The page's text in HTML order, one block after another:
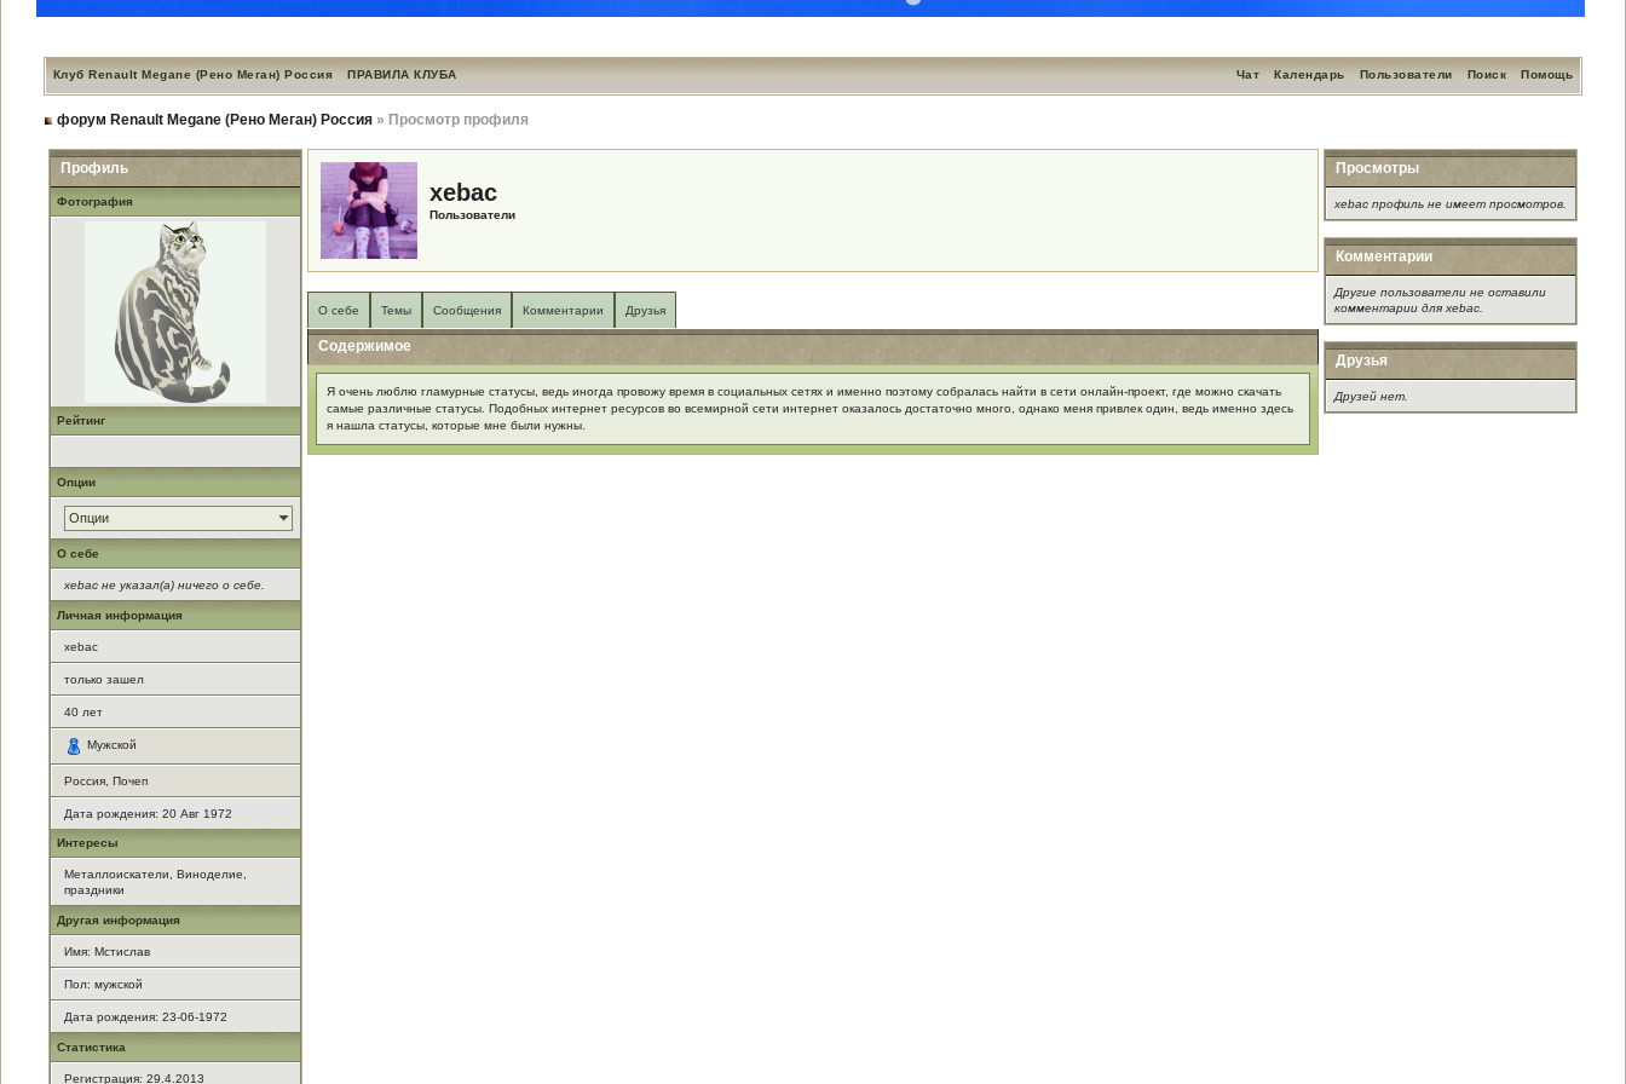
Клуб Renault Megane (Рено Меган) Россия ПРАВИЛА КЛУБА Помощь
Поиск
Пользователи
Календарь
Чат
форум Renault Megane (Рено Меган) Россия» Просмотр профиля
Профиль
Фотография
Рейтинг
Опции
Опции
О себе
xebac не указал(а) ничего о себе.
Личная информация
xebac
только зашел
40 лет
Мужской
Россия, Почеп
Дата рождения: 20 Авг 1972
Интересы
Металлоискатели, Виноделие,
праздники
Другая информация
Имя: Мстислав
Пол: мужской
Дата рождения: 23-06-1972
Статистика
Регистрация: 29.4.2013
xebac
Пользователи
О себе Темы Сообщения Комментарии Друзья
Содержимое
Я очень люблю гламурные статусы, ведь иногда провожу время в социальных сетях и именно поэтому собралась найти в сети онлайн-проект, где можно скачать
самые различные статусы. Подобных интернет ресурсов во всемирной сети интернет оказалось достаточно много, однако меня привлек один, ведь именно здесь
я нашла статусы, которые мне были нужны.
Просмотры
xebac профиль не имеет просмотров.
Комментарии
Другие пользователи не оставили
комментарии для xebac.
Друзья
Друзей нет.